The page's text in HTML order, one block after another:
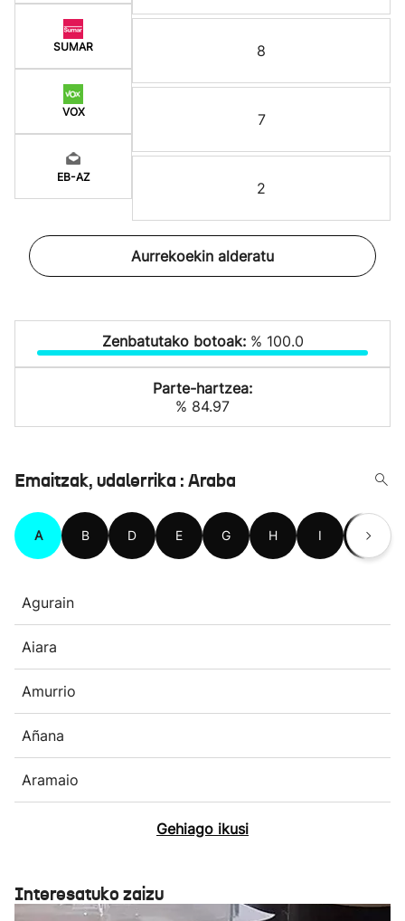
SUMAR
VOX
EB-AZ
8
7
2
Aurrekoekin alderatu
Zenbatutako botoak: % 100.0
Parte-hartzea:
% 84.97
Emaitzak, udalerrika : Araba
A B D E G H I K
Agurain
Aiara
Amurrio
Añana
Aramaio
Gehiago ikusi
Interesatuko zaizu